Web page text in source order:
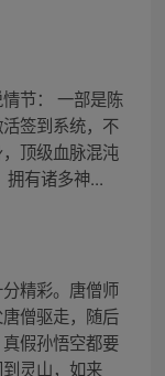
节： 一部是陈
签到系统，不
顶级血脉混沌
拥有诸多神...
精彩。唐僧师
僧驱走，随后
假孙悟空都要
灵山，如来